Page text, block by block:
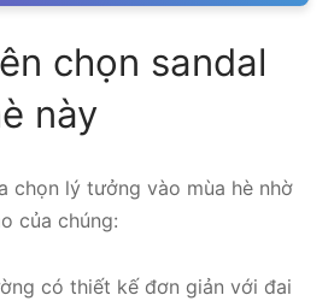
chọn sandal
này
chọn lý tưởng vào mùa hè nhờ
của chúng:
có thiết kế đơn giản với đai